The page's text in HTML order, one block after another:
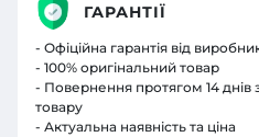
ГАРАНТІЇ
- Офіційна гарантія від
- 100% оригінальний товар
- Повернення протягом 14
товару
- Актуальна наявність та ціна